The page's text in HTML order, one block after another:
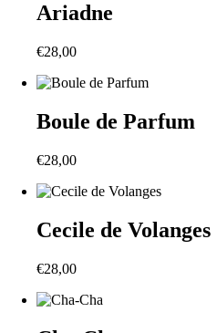
Ariadne
€28,00
Boule de Parfum
€28,00
Cecile de Volanges
€28,00